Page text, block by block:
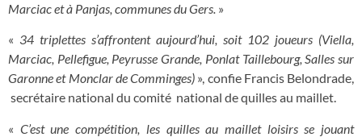
Marciac et à Panjas, communes du Gers. »
« 34 triplettes s’affrontent aujourd’hui, soit 102 joueurs (Viella,
Marciac, Pellefigue, Peyrusse Grande, Ponlat Taillebourg, Salles sur
Garonne et Monclar de Comminges) », confie Francis Belondrade,
secrétaire national du comité national de quilles au maillet.
« C’est une compétition, les quilles au maillet loisirs se jouant